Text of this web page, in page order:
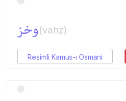
وخز(vahz)
Resimli Kamus-ı Osmani